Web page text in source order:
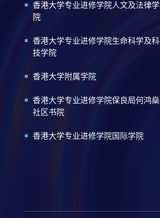
香港大学专业进修学院人文及法律学
院
香港大学专业进修学院生命科学及科
技学院
香港大学附属学院
香港大学专业进修学院保良局何鸿燊
社区书院
香港大学专业进修学院国际学院